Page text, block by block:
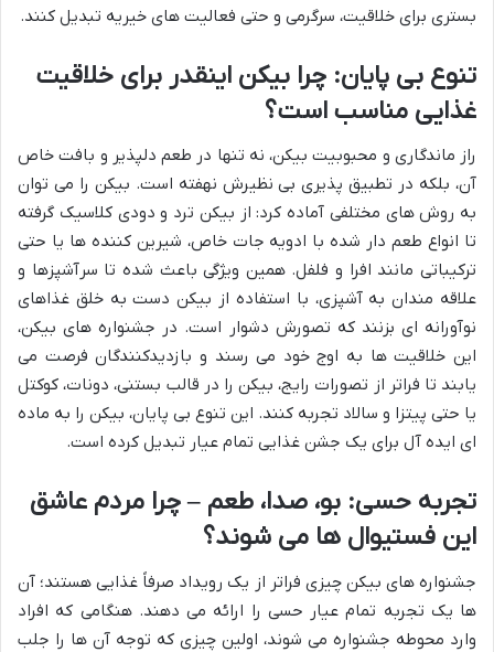
بستری برای خلاقیت، سرگرمی و حتی فعالیت های خیریه تبدیل کنند.
تنوع بی پایان: چرا بیکن اینقدر برای خلاقیت
غذایی مناسب است؟
راز ماندگاری و محبوبیت بیکن، نه تنها در طعم دلپذیر و بافت خاص
آن، بلکه در تطبیق پذیری بی نظیرش نهفته است. بیکن را می توان
به روش های مختلفی آماده کرد: از بیکن ترد و دودی کلاسیک گرفته
تا انواع طعم دار شده با ادویه جات خاص، شیرین کننده ها یا حتی
ترکیباتی مانند افرا و فلفل. همین ویژگی باعث شده تا سرآشپزها و
علاقه مندان به آشپزی، با استفاده از بیکن دست به خلق غذاهای
نوآورانه ای بزنند که تصورش دشوار است. در جشنواره های بیکن،
این خلاقیت ها به اوج خود می رسند و بازدیدکنندگان فرصت می
یابند تا فراتر از تصورات رایج، بیکن را در قالب بستنی، دونات، کوکتل
یا حتی پیتزا و سالاد تجربه کنند. این تنوع بی پایان، بیکن را به ماده
ای ایده آل برای یک جشن غذایی تمام عیار تبدیل کرده است.
تجربه حسی: بو، صدا، طعم – چرا مردم عاشق
این فستیوال ها می شوند؟
جشنواره های بیکن چیزی فراتر از یک رویداد صرفاً غذایی هستند؛ آن
ها یک تجربه تمام عیار حسی را ارائه می دهند. هنگامی که افراد
وارد محوطه جشنواره می شوند، اولین چیزی که توجه آن ها را جلب